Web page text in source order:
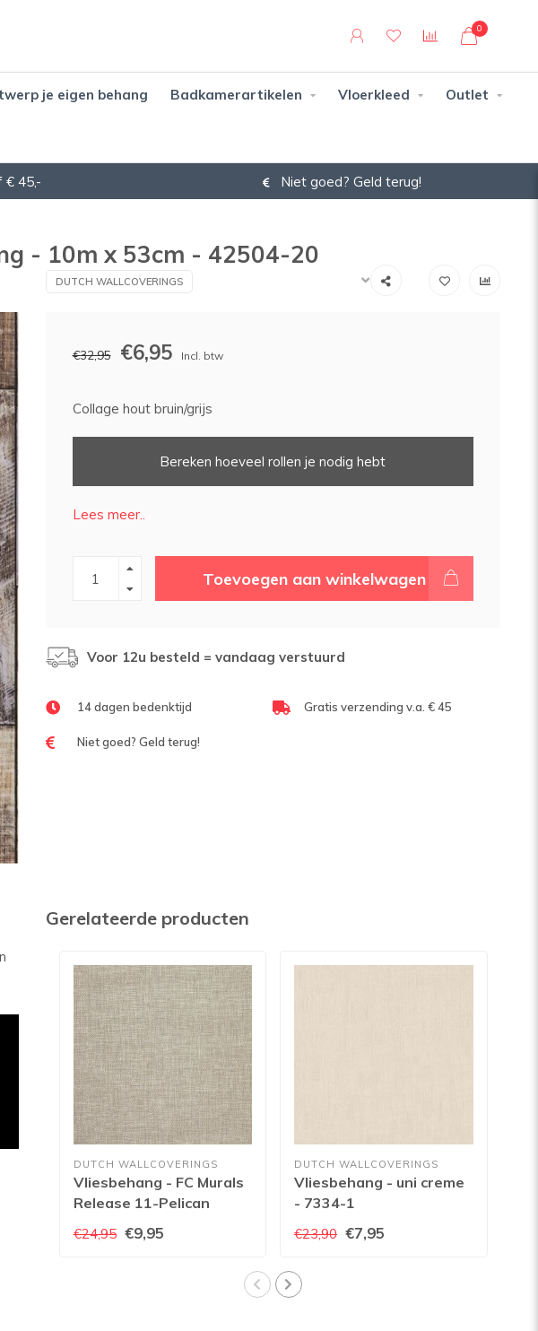
0
je eigen behang Badkamerartikelen Vloerkleed Outlet
€ 45,- Niet goed? Geld terug!
- 10m x 53cm - 42504-20
DUTCH WALLCOVERINGS
€32,95 €6,95 Incl. btw
Collage hout bruin/grijs
Bereken hoeveel rollen je nodig hebt
Lees meer..
Toevoegen aan winkelwagen
Voor 12u besteld = vandaag verstuurd
14 dagen bedenktijd Gratis verzending v.a. € 45
Niet goed? Geld terug!
Gerelateerde producten
DUTCH WALLCOVERINGS
Vliesbehang - FC Murals
Release 11-Pelican
€24,95 €9,95
DUTCH WALLCOVERINGS
Vliesbehang - uni creme
- 7334-1
€23,90 €7,95